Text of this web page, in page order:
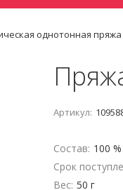
однотонная пряжа
Артикул:
Состав: 100
Срок
Вес: 50 г